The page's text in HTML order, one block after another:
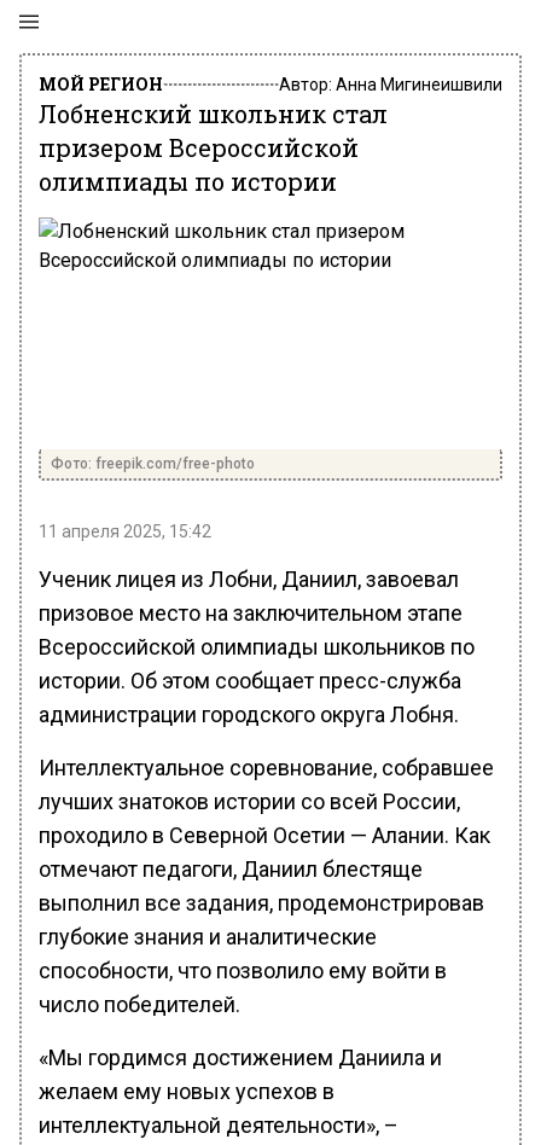
МОЙ РЕГИОН Автор: Анна Мигинеишвили
Лобненский школьник стал
призером Всероссийской
олимпиады по истории
Фото: freepik.com/free-photo
11 апреля 2025, 15:42
Ученик лицея из Лобни, Даниил, завоевал
призовое место на заключительном этапе
Всероссийской олимпиады школьников по
истории. Об этом сообщает пресс-служба
администрации городского округа Лобня.
Интеллектуальное соревнование, собравшее
лучших знатоков истории со всей России,
проходило в Северной Осетии — Алании. Как
отмечают педагоги, Даниил блестяще
выполнил все задания, продемонстрировав
глубокие знания и аналитические
способности, что позволило ему войти в
число победителей.
«Мы гордимся достижением Даниила и
желаем ему новых успехов в
интеллектуальной деятельности», –